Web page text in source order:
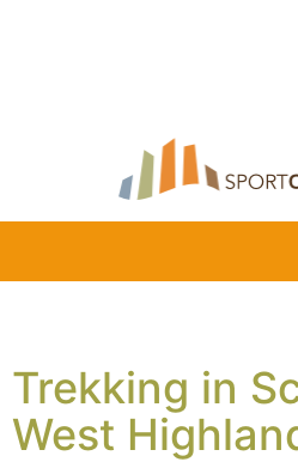
Trekking in
West